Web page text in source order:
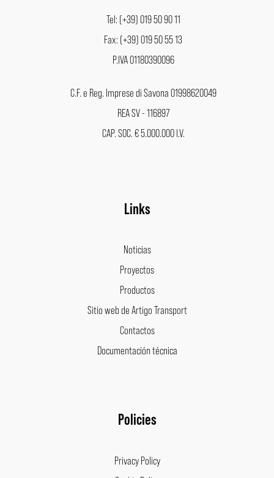
Tel: (+39) 019 50 90 11
Fax: (+39) 019 50 55 13
P.IVA 01180390096
C.F. e Reg. Imprese di Savona 01998620049
REA SV - 116897
CAP. SOC. € 5.000.000 I.V.
Links
Noticias
Proyectos
Productos
Sitio web de Artigo Transport
Contactos
Documentación técnica
Policies
Privacy Policy